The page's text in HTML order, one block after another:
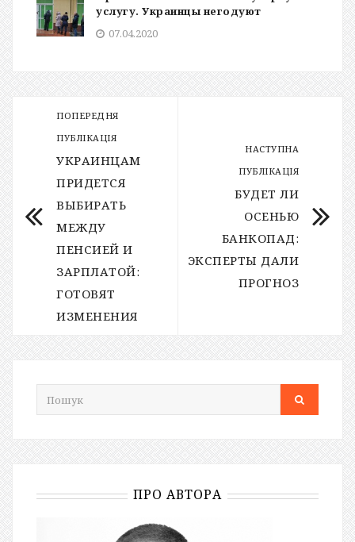
услугу. Украинцы негодуют
07.04.2020
ПОПЕРЕДНЯ
ПУБЛІКАЦІЯ
УКРАИНЦАМ
ПРИДЕТСЯ
ВЫБИРАТЬ
МЕЖДУ
ПЕНСИЕЙ И
ЗАРПЛАТОЙ:
ГОТОВЯТ
ИЗМЕНЕНИЯ
НАСТУПНА
ПУБЛІКАЦІЯ
БУДЕТ ЛИ
ОСЕНЬЮ
БАНКОПАД:
ЭКСПЕРТЫ ДАЛИ
ПРОГНОЗ
ПРО АВТОРА